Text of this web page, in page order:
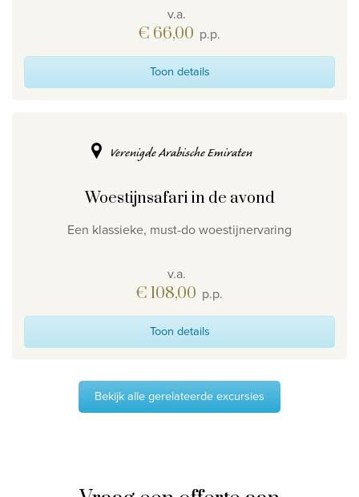
v.a.
€ 66,00 p.p.
Toon details
Verenigde Arabische Emiraten
Woestijnsafari in de avond
Een klassieke, must-do woestijnervaring
v.a.
€ 108,00 p.p.
Toon details
Bekijk alle gerelateerde excursies